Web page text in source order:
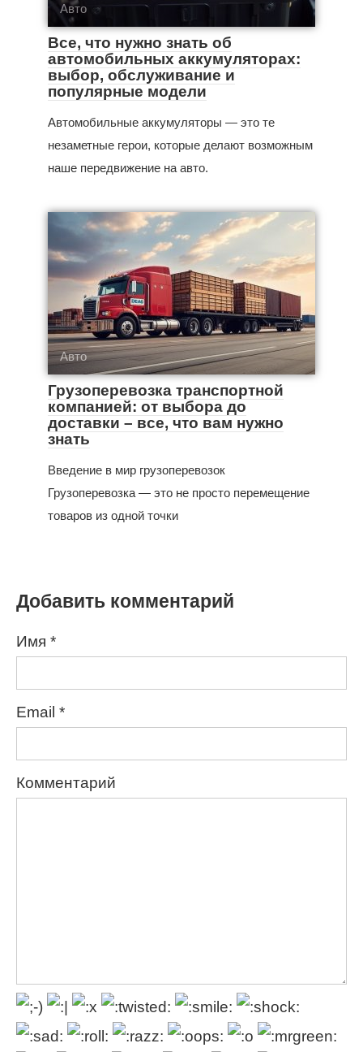
Авто
Все, что нужно знать об
автомобильных аккумуляторах:
выбор, обслуживание и
популярные модели
Автомобильные аккумуляторы — это те
незаметные герои, которые делают возможным
наше передвижение на авто.
Авто
Грузоперевозка транспортной
компанией: от выбора до
доставки – все, что вам нужно
знать
Введение в мир грузоперевозок
Грузоперевозка — это не просто перемещение
товаров из одной точки
Добавить комментарий
Имя *
Email *
Комментарий